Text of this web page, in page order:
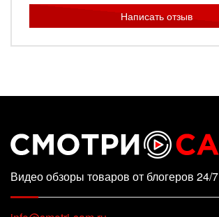
Написать отзыв
Видео обзоры товаров от блогеров 24/7